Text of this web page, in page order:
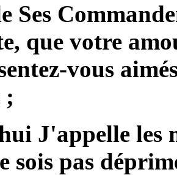
Ses
que votre
vous
;
J'appelle les
sois pas